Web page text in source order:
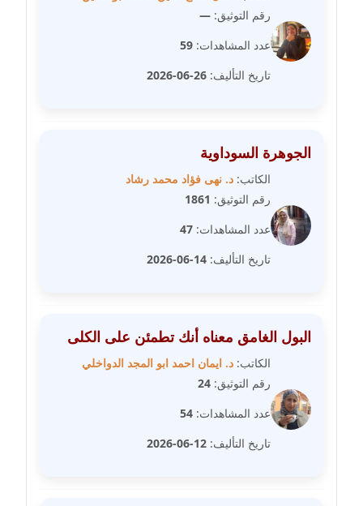
مدونة عبير محمد
عاملة
مدونة عبير مصطفى
عاملة
مدونة عزة بركة
عاملة
مدونة عطا الله حسب الله
عاملة
مدونة علا ابو السعادات
عاملة
مدونة علا الأزوك
رقم التوثيق: —
عدد المشاهدات: 59
تاريخ التأليف: 26-06-2026
الجوهرة السوداوية
الكاتب: د. نهى فؤاد محمد رشاد
رقم التوثيق: 1861
عدد المشاهدات: 47
تاريخ التأليف: 14-06-2026
البول الغامق معناه أنك تطمئن على الكلى
الكاتب: د. ايمان احمد ابو المجد الدواخلي
رقم التوثيق: 24
عدد المشاهدات: 54
تاريخ التأليف: 12-06-2026